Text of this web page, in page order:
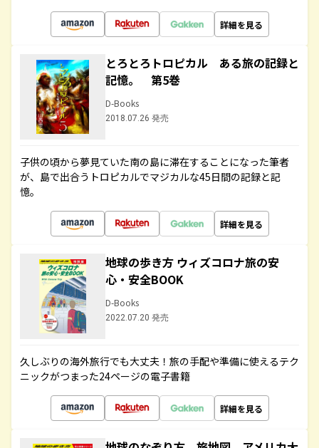
詳細を見る
とろとろトロピカル ある旅の記録と
記憶。 第5巻
D-Books
2018.07.26 発売
子供の頃から夢見ていた南の島に滞在することになった筆者
が、島で出合うトロピカルでマジカルな45日間の記録と記
憶。
詳細を見る
地球の歩き方 ウィズコロナ旅の安
心・安全BOOK
D-Books
2022.07.20 発売
久しぶりの海外旅行でも大丈夫！旅の手配や準備に使えるテク
ニックがつまった24ページの電子書籍
詳細を見る